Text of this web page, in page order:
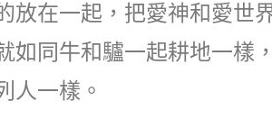
放在一起，把愛神和愛世
如同牛和驢一起耕地一樣
人一樣。